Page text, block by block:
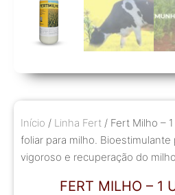
Início / Linha Fert / Fert Milho –
foliar para milho.
vigoroso e recuperação do milho
FERT MILHO – 1